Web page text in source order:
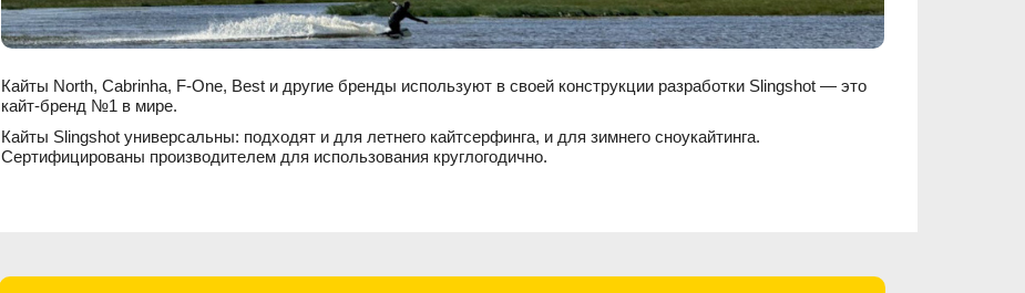
Кайты North, Cabrinha, F-One, Best и другие бренды используют в своей конструкции разработки Slingshot — это
кайт-бренд №1 в мире.
Кайты Slingshot универсальны: подходят и для летнего кайтсерфинга, и для зимнего сноукайтинга.
Сертифицированы производителем для использования круглогодично.